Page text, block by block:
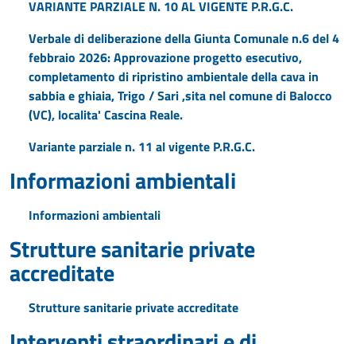
VARIANTE PARZIALE N. 10 AL VIGENTE P.R.G.C.
Verbale di deliberazione della Giunta Comunale n.6 del 4
febbraio 2026: Approvazione progetto esecutivo,
completamento di ripristino ambientale della cava in
sabbia e ghiaia, Trigo / Sari ,sita nel comune di Balocco
(VC), localita' Cascina Reale.
Variante parziale n. 11 al vigente P.R.G.C.
Informazioni ambientali
Informazioni ambientali
Strutture sanitarie private
accreditate
Strutture sanitarie private accreditate